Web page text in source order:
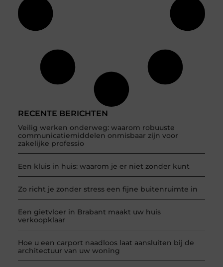
RECENTE BERICHTEN
Veilig werken onderweg: waarom robuuste
communicatiemiddelen onmisbaar zijn voor
zakelijke professio
Een kluis in huis: waarom je er niet zonder kunt
Zo richt je zonder stress een fijne buitenruimte in
Een gietvloer in Brabant maakt uw huis
verkoopklaar
Hoe u een carport naadloos laat aansluiten bij de
architectuur van uw woning